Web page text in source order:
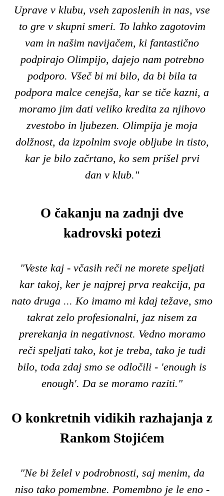
Uprave v klubu, vseh zaposlenih in nas, vse
to gre v skupni smeri. To lahko zagotovim
vam in našim navijačem, ki fantastično
podpirajo Olimpijo, dajejo nam potrebno
podporo. Všeč bi mi bilo, da bi bila ta
podpora malce cenejša, kar se tiče kazni, a
moramo jim dati veliko kredita za njihovo
zvestobo in ljubezen. Olimpija je moja
dolžnost, da izpolnim svoje obljube in tisto,
kar je bilo začrtano, ko sem prišel prvi
dan v klub."
O čakanju na zadnji dve
kadrovski potezi
"Veste kaj - včasih reči ne morete speljati
kar takoj, ker je najprej prva reakcija, pa
nato druga ... Ko imamo mi kdaj težave, smo
takrat zelo profesionalni, jaz nisem za
prerekanja in negativnost. Vedno moramo
reči speljati tako, kot je treba, tako je tudi
bilo, toda zdaj smo se odločili - 'enough is
enough'. Da se moramo raziti."
O konkretnih vidikih razhajanja z
Rankom Stojićem
"Ne bi želel v podrobnosti, saj menim, da
niso tako pomembne. Pomembno je le eno -